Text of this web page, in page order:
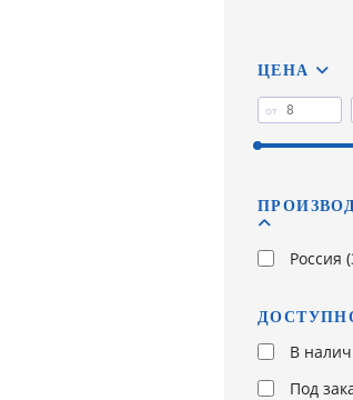
ЦЕНА
Россия (
В
Под